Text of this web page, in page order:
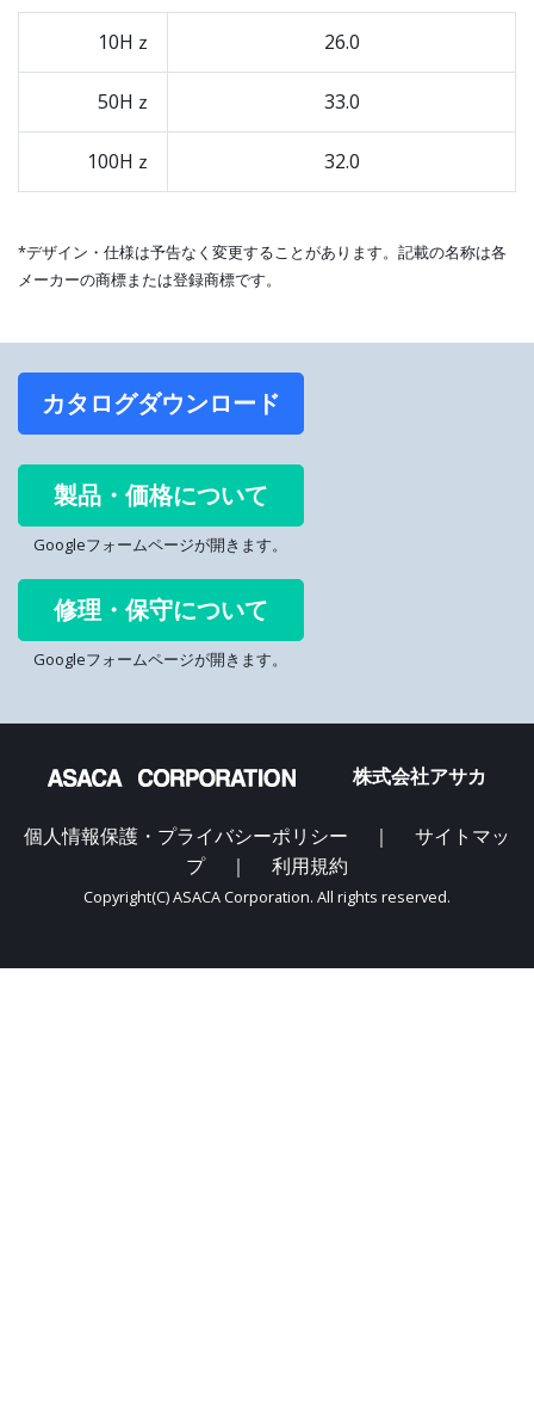
10Hｚ 26.0
50Hｚ 33.0
100Hｚ 32.0
*デザイン・仕様は予告なく変更することがあります。記載の名称は各
メーカーの商標または登録商標です。
カタログダウンロード
製品・価格について
Googleフォームページが開きます。
修理・保守について
Googleフォームページが開きます。
株式会社アサカ
個人情報保護・プライバシーポリシー ｜
サイトマッ
プ
｜ 利用規約
Copyright(C) ASACA Corporation. All rights reserved.